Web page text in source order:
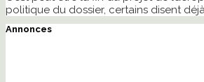
politique du dossier, certains disent
Annonces